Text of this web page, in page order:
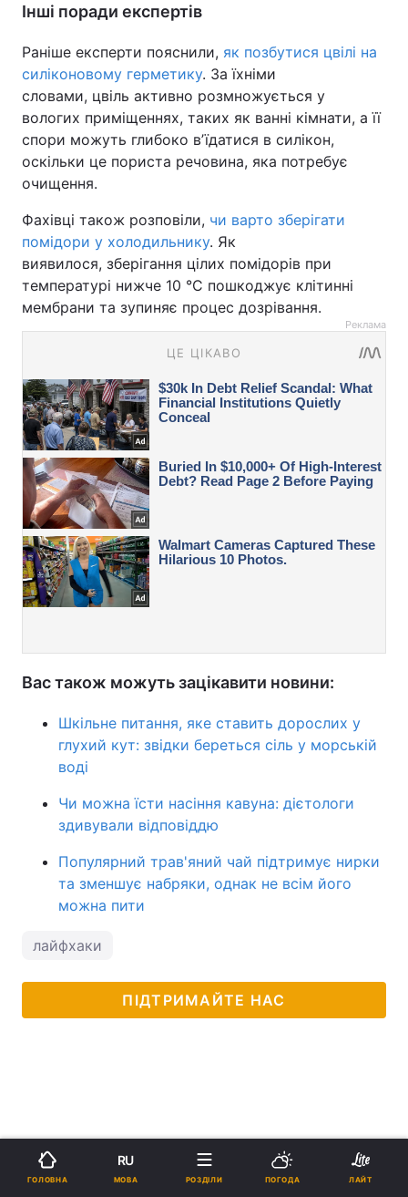
Інші поради експертів
Раніше експерти пояснили, як позбутися цвілі на
силіконовому герметику. За їхніми
словами, цвіль активно розмножується у
вологих приміщеннях, таких як ванні кімнати, а її
спори можуть глибоко вʼїдатися в силікон,
оскільки це пориста речовина, яка потребує
очищення.
Фахівці також розповіли, чи варто зберігати
помідори у холодильнику. Як
виявилося, зберігання цілих помідорів при
температурі нижче 10 °C пошкоджує клітинні
мембрани та зупиняє процес дозрівання.
Реклама
Вас також можуть зацікавити новини:
Шкільне питання, яке ставить дорослих у
глухий кут: звідки береться сіль у морській
воді
Чи можна їсти насіння кавуна: дієтологи
здивували відповіддю
Популярний трав'яний чай підтримує нирки
та зменшує набряки, однак не всім його
можна пити
лайфхаки
ПІДТРИМАЙТЕ НАС
ГОЛОВНА
RU
МОВА РОЗДІЛИ ПОГОДА ЛАЙТ